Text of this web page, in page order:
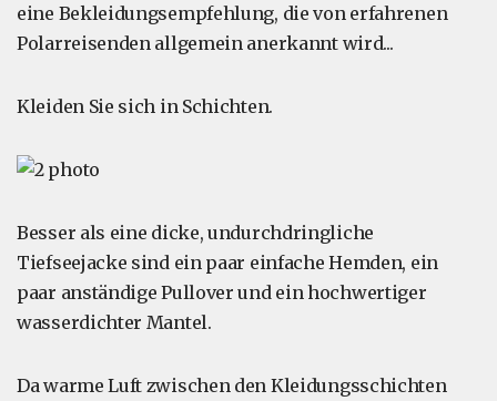
eine Bekleidungsempfehlung, die von erfahrenen
Polarreisenden allgemein anerkannt wird...
Kleiden Sie sich in Schichten.
Besser als eine dicke, undurchdringliche
Tiefseejacke sind ein paar einfache Hemden, ein
paar anständige Pullover und ein hochwertiger
wasserdichter Mantel.
Da warme Luft zwischen den Kleidungsschichten